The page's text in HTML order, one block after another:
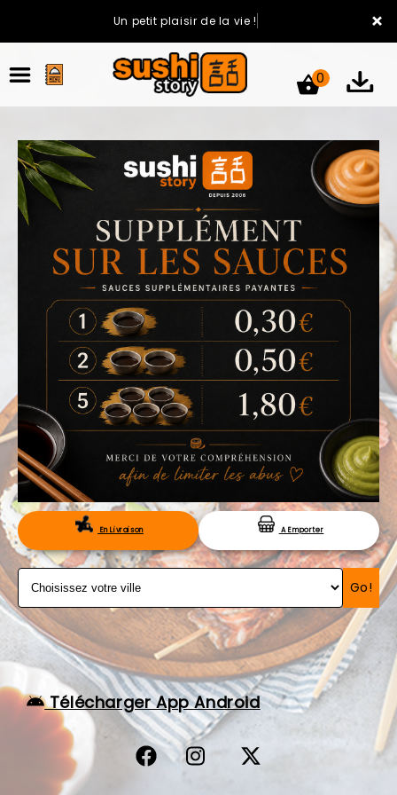
×
Un petit plaisir de la vie !
ACCUEIL
LA CARTE
VOTRE COMPTE
NOTRE RESTAURANT
VOS AVIS
MENTIONS LÉGALES
C.G.V
RÉSERVATION
0
En Livraison A Emporter
Go!
Télécharger App Android